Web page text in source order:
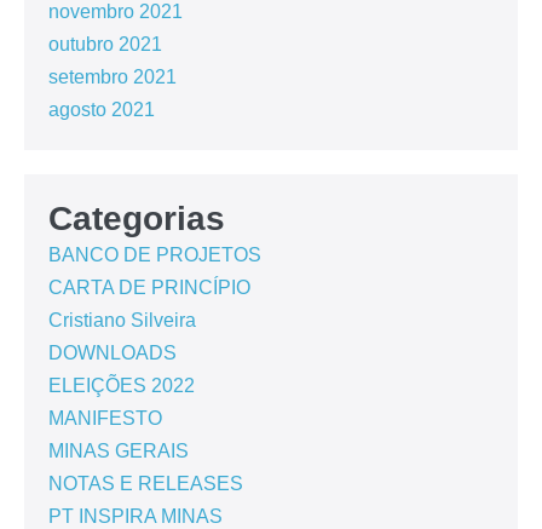
novembro 2021
outubro 2021
setembro 2021
agosto 2021
Categorias
BANCO DE PROJETOS
CARTA DE PRINCÍPIO
Cristiano Silveira
DOWNLOADS
ELEIÇÕES 2022
MANIFESTO
MINAS GERAIS
NOTAS E RELEASES
PT INSPIRA MINAS